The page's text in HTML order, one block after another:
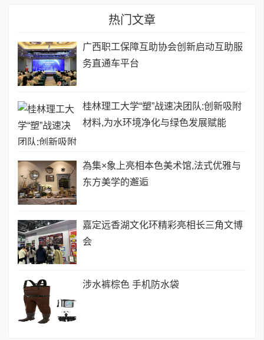
热门文章
广西职工保障互助协会创新启动互助服
务直通车平台
桂林理工大学“塑”战速决团队:创新吸附
材料,为水环境净化与绿色发展赋能
為集×象上亮相本色美术馆,法式优雅与
东方美学的邂逅
嘉定远香湖文化环精彩亮相长三角文博
会
涉水裤棕色 手机防水袋